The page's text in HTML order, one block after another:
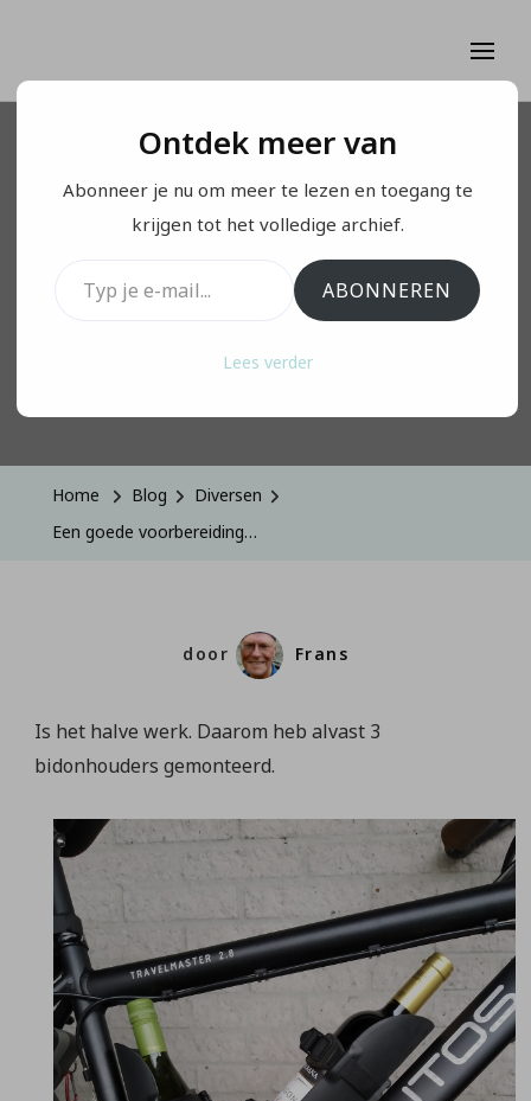
DIVERSEN
Een goede
voorbereiding…
Home Blog
Diversen
Een goede voorbereiding…
door Frans
Is het halve werk. Daarom heb alvast 3
bidonhouders gemonteerd.
Ontdek meer van
Abonneer je nu om meer te lezen en toegang te
krijgen tot het volledige archief.
Typ je e-mail...
ABONNEREN
Lees verder